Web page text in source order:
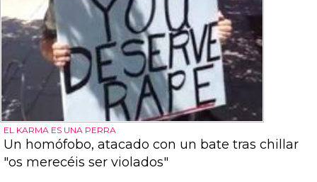
EL KARMA ES UNA PERRA
Un homófobo, atacado con un bate tras chillar
"os merecéis ser violados"